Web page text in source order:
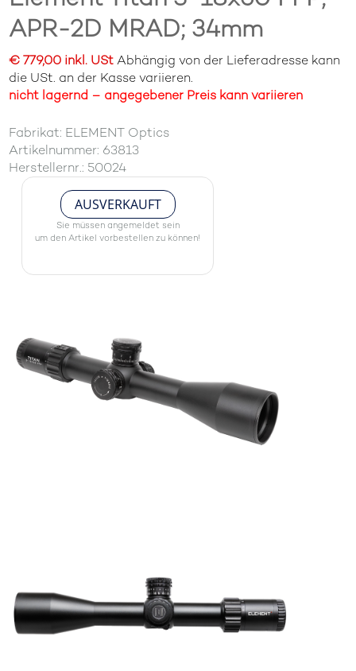
APR-2D MRAD; 34mm
€ 779,00 inkl. UStAbhängig von der Lieferadresse kann
die USt. an der Kasse variieren.
nicht lagernd – angegebener Preis kann variieren
Fabrikat: ELEMENT Optics
Artikelnummer: 63813
Herstellernr.: 50024
AUSVERKAUFT
Sie müssen angemeldet sein
um den Artikel vorbestellen zu können!